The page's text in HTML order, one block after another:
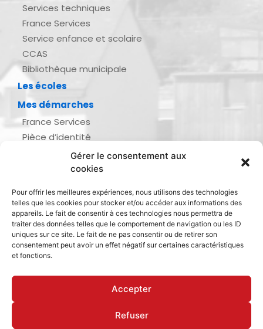
Gérer le consentement aux
cookies
Pour offrir les meilleures expériences, nous utilisons des technologies
telles que les cookies pour stocker et/ou accéder aux informations des
appareils. Le fait de consentir à ces technologies nous permettra de
traiter des données telles que le comportement de navigation ou les ID
uniques sur ce site. Le fait de ne pas consentir ou de retirer son
consentement peut avoir un effet négatif sur certaines caractéristiques
et fonctions.
Accepter
Refuser
Services techniques
France Services
Service enfance et scolaire
CCAS
Bibliothèque municipale
Les écoles
Mes démarches
France Services
Pièce d’identité
Demande d’actes d’état civil
Inscription listes électorales
Recensement militaire
Le journal de ma ville
Gestion des déchets
Mentions légales & politique de confidentialité